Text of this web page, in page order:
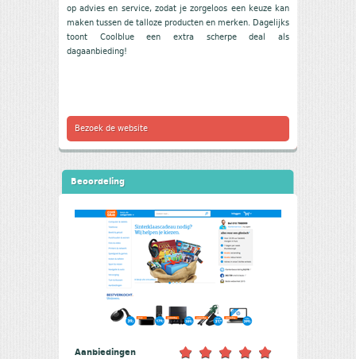
op advies en service, zodat je zorgeloos een keuze kan
maken tussen de talloze producten en merken. Dagelijks
toont Coolblue een extra scherpe deal als
dagaanbieding!
Bezoek de website
Beoordeling
Aanbiedingen